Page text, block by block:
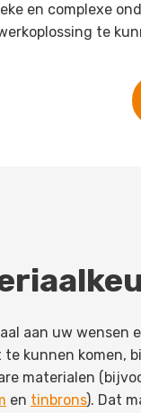
en complexe
te
aan uw wensen
kunnen komen,
materialen
en tinbrons). Dat